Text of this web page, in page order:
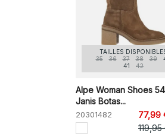
TAILLES
35
36 37 38 39
41
42
Alpe Woman Shoes
Janis Botas...
20301482
77,99